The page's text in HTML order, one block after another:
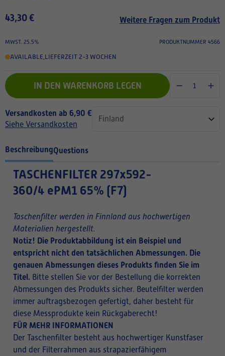
43,30 € Weitere Fragen zum Produkt
MWST. 25.5% PRODUKTNUMMER 4566
AVAILABLE,LIEFERZEIT 2-3 WOCHEN
IN DEN WARENKORB LEGEN
Versandkosten ab 6,90 €
Siehe Versandkosten
BeschreibungQuestions
TASCHENFILTER 297x592-
360/4 ePM1 65% (F7)
Taschenfilter werden in Finnland aus hochwertigen
Materialien hergestellt.
Notiz! Die Produktabbildung ist ein Beispiel und
entspricht nicht den tatsächlichen Abmessungen. Die
genauen Abmessungen dieses Produkts finden Sie im
Titel. Bitte stellen Sie vor der Bestellung die korrekten
Abmessungen des Produkts sicher. Beutelfilter werden
immer auftragsbezogen gefertigt, daher besteht für
diese Messprodukte kein Rückgaberecht!
FÜR MEHR INFORMATIONEN
Der Taschenfilter besteht aus hochwertiger Kunstfaser
und der Filterrahmen aus strapazierfähigem